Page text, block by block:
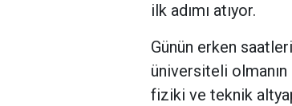
ilk adımı atıyor.
Günün erken
üniversiteli
fiziki ve teknik